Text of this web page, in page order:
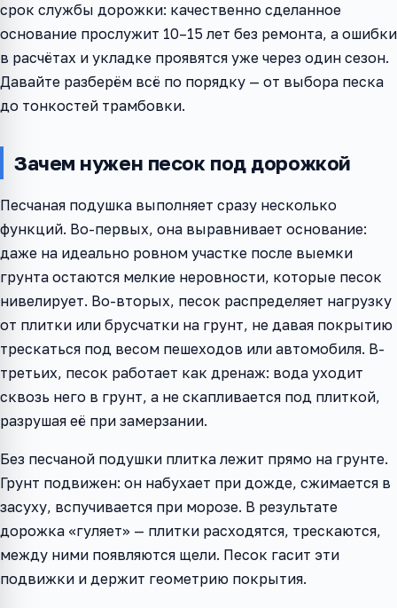
срок службы дорожки: качественно сделанное
основание прослужит 10–15 лет без ремонта, а ошибки
в расчётах и укладке проявятся уже через один сезон.
Давайте разберём всё по порядку — от выбора песка
до тонкостей трамбовки.
Зачем нужен песок под дорожкой
Песчаная подушка выполняет сразу несколько
функций. Во-первых, она выравнивает основание:
даже на идеально ровном участке после выемки
грунта остаются мелкие неровности, которые песок
нивелирует. Во-вторых, песок распределяет нагрузку
от плитки или брусчатки на грунт, не давая покрытию
трескаться под весом пешеходов или автомобиля. В-
третьих, песок работает как дренаж: вода уходит
сквозь него в грунт, а не скапливается под плиткой,
разрушая её при замерзании.
Без песчаной подушки плитка лежит прямо на грунте.
Грунт подвижен: он набухает при дожде, сжимается в
засуху, вспучивается при морозе. В результате
дорожка «гуляет» — плитки расходятся, трескаются,
между ними появляются щели. Песок гасит эти
подвижки и держит геометрию покрытия.